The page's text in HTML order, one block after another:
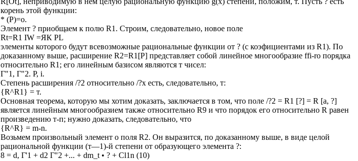
корень этой функции:
* (Р)=о.
Элемент ? приобщаем к полю R1. Строим, следовательно, новое поле
Rt=R1 IW =ЯК PL
элементы которого будут всевозможные рациональные функции от ? (с коэфициентами из R1). По
доказанному выше, расширение R2=R1[P] представляет собой линейное многообразие ffi-ro порядка
относительно R1; его линейным базисом являются т чисел:
Г"1, Г"2. Р, і.
Степень расширения /?2 относительно /?х есть, следовательно, т:
{R^R1} = т.
Основная теорема, которую мы хотим доказать, заключается в том, что поле /?2 = R1 [?] = R [а, ?]
является линейным многообразием также относительно R9 и что порядок его относительно R равен
произведению т-п; нужно доказать, следовательно, что
{R^R} = m-n.
Возьмем произвольный элемент о поля R2. Он выразится, по доказанному выше, в виде целой
рациональной функции (т—1)-й степени от образующего элемента ?:
8 = d, Г'1 + d2 Г"2 +... + dm_t • ? + Cl1n (10)